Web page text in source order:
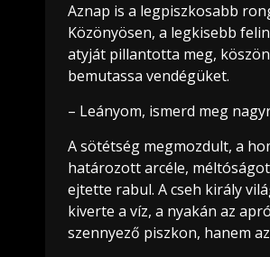
Aznap is a legpiszkosabb
Közönyösen, a legkisebb
atyját pillantotta meg,
bemutassa vendégüket.
– Leányom, ismerd meg
A sötétség megmozdult, a
határozott arcéle,
ejtette rabul. A cseh király
kiverte a víz, a nyakán az
szennyező piszkon, hanem